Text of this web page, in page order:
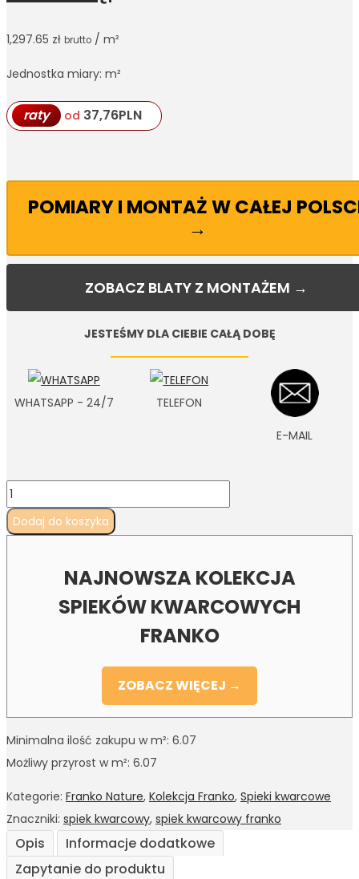
1,297.65 zł brutto / m²
Jednostka miary: m²
raty od 37,76PLN
POMIARY I MONTAŻ W CAŁEJ
→
ZOBACZ BLATY Z MONTAŻEM →
JESTEŚMY DLA CIEBIE CAŁĄ DOBĘ
WHATSAPP - 24/7 TELEFON
E-MAIL
Dodaj do koszyka
NAJNOWSZA KOLEKCJA
SPIEKÓW KWARCOWYCH
FRANKO
ZOBACZ WIĘCEJ →
Minimalna ilość zakupu w m²: 6.07
Możliwy przyrost w m²: 6.07
Kategorie: Franko Nature, Kolekcja Franko, Spieki kwarcowe
Znaczniki: spiek kwarcowy, spiek kwarcowy franko
Opis
Informacje dodatkowe
Zapytanie do produktu